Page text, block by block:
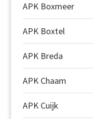
APK Boxmeer
APK Boxtel
APK Breda
APK Chaam
APK Cuijk